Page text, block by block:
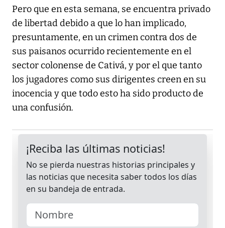
Pero que en esta semana, se encuentra privado
de libertad debido a que lo han implicado,
presuntamente, en un crimen contra dos de
sus paisanos ocurrido recientemente en el
sector colonense de Cativá, y por el que tanto
los jugadores como sus dirigentes creen en su
inocencia y que todo esto ha sido producto de
una confusión.